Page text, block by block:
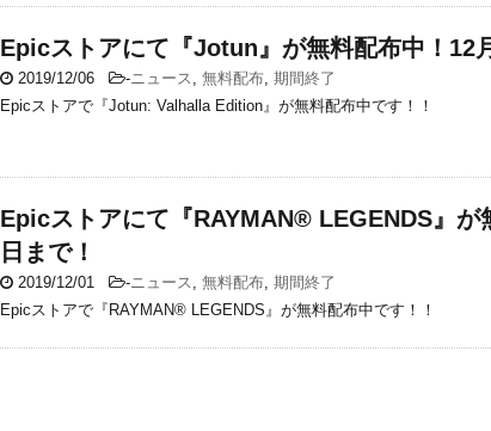
Epicストアにて『Jotun』が無料配布中！12
2019/12/06 -ニュース , 無料配布, 期間終了
Epicストアで『Jotun: Valhalla Edition』が無料配布中です！！
Epicストアにて『RAYMAN® LEGENDS』が
日まで！
2019/12/01 -ニュース , 無料配布, 期間終了
Epicストアで『RAYMAN® LEGENDS』が無料配布中です！！